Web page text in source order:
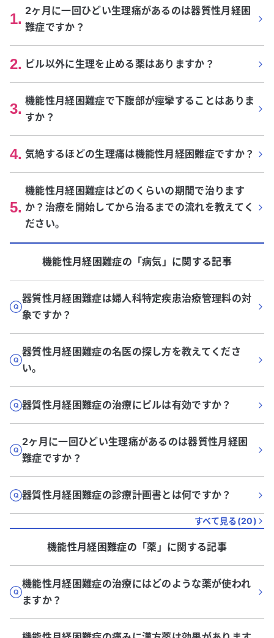
1. 2ヶ月に一回ひどい生理痛があるのは器質性月経困
難症ですか？
2. ピル以外に生理を止める薬はありますか？
3. 機能性月経困難症で下腹部が痙攣することはありま
すか？
4. 気絶するほどの生理痛は機能性月経困難症ですか？
5.
機能性月経困難症はどのくらいの期間で治ります
か？治療を開始してから治るまでの流れを教えてく
ださい。
機能性月経困難症の「病気 」に関する記事
器質性月経困難症は婦人科特定疾患治療管理料の対
象ですか？
器質性月経困難症の名医の探し方を教えてくださ
い。
器質性月経困難症の治療にピルは有効ですか？
2ヶ月に一回ひどい生理痛があるのは器質性月経困
難症ですか？
器質性月経困難症の診療計画書とは何ですか？
すべて見る(20)
機能性月経困難症の「薬 」に関する記事
機能性月経困難症の治療にはどのような薬が使われ
ますか？